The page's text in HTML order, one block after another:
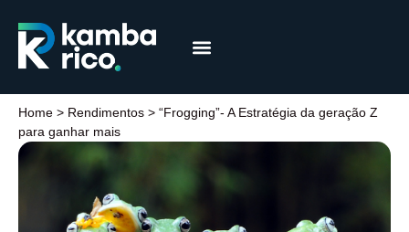
Home > Rendimentos > “Frogging”- A Estratégia da geração Z
para ganhar mais